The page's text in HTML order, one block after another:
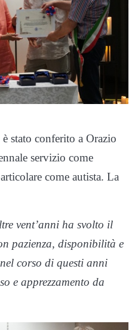
stato conferito a Orazio
servizio come
come autista. La
vent’anni ha svolto il
pazienza, disponibilità e
corso di questi anni
e apprezzamento da